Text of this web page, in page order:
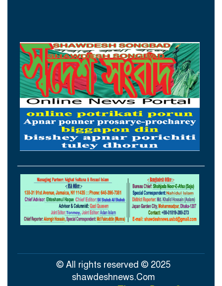
আজ আন্তর্জাতিক আদিবাসী দিবস
ইরান-ওমান সমঝোতা প্রায় চূড়ান্ত
আজ চট্টগ্রাম ও কক্সবাজারে যাচ্ছেন প্রধানমন্ত্রী
তরুণরা নেতৃত্ব দিলে প্রযুক্তিনির্ভর উন্নয়ন টেকসই
হবে: তথ্যপ্রযুক্তিমন্ত্রী
© All rights reserved © 2025
shawdeshnews.Com